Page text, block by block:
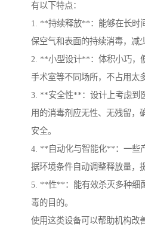
有以下特点：
1. **持续释放**：能够在长时
保空气和表面的持续消毒，减
2. **小型设计**：体积小巧，
手术室等不同场所，不占用太
3. **安全性**：设计上考虑到
用的消毒剂应无性、无残留，
安全。
4. **自动化与智能化**：一些
据环境条件自动调整释放量，
5. **性**：能有效杀灭多种细
毒的目的。
使用这类设备可以帮助机构改